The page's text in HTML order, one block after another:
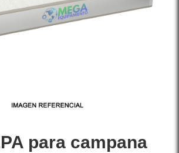
para campana